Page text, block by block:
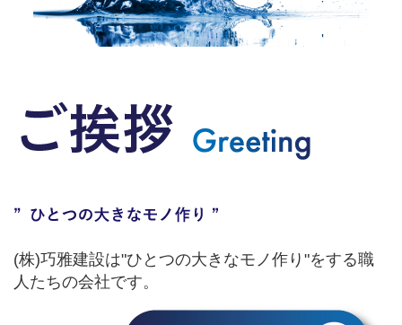
(株)巧雅建設は"ひとつの大きなモノ作り"をする職
人たちの会社です。